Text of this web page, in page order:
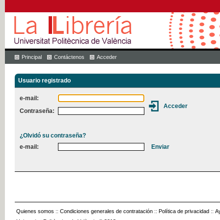
Principal Contáctenos Acceder
Usuario registrado
e-mail:
Contraseña:
¿Olvidó su contraseña?
e-mail:
Quienes somos :: Condiciones generales de contratación :: Política de privacidad ::